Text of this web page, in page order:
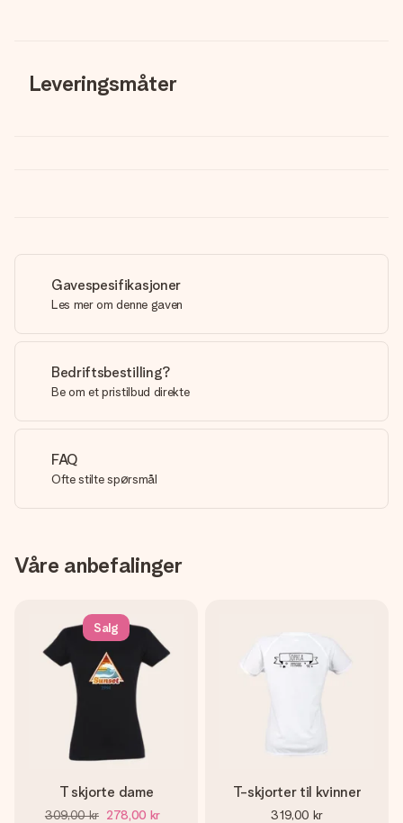
Leveringsmåter
Gavespesifikasjoner
Les mer om denne gaven
Bedriftsbestilling?
Be om et pristilbud direkte
FAQ
Ofte stilte spørsmål
Våre anbefalinger
Salg
T skjorte dame
309,00 kr 278,00 kr
T-skjorter til kvinner
319,00 kr